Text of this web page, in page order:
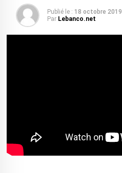
Publié le : 18 octobre 2019
Par Lebanco.net